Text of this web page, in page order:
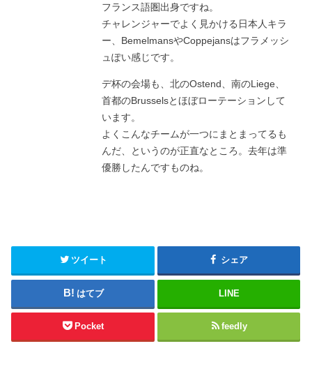
フランス語圏出身ですね。
チャレンジャーでよく見かける日本人キラ
ー、BemelmansやCoppejansはフラメッシ
ュぽい感じです。
デ杯の会場も、北のOstend、南のLiege、
首都のBrusselsとほぼローテーションして
います。
よくこんなチームが一つにまとまってるも
んだ、というのが正直なところ。去年は準
優勝したんですものね。
ツイート シェア
はてブ LINE
Pocket feedly